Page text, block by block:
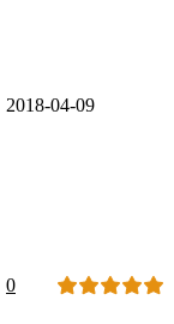
2018-04-09
0